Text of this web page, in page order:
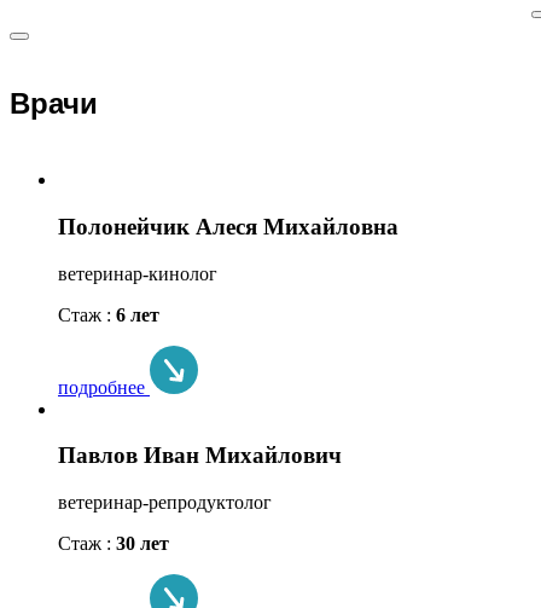
Врачи
Полонейчик Алеся Михайловна
ветеринар-кинолог
Стаж : 6 лет
подробнее
Павлов Иван Михайлович
ветеринар-репродуктолог
Стаж : 30 лет